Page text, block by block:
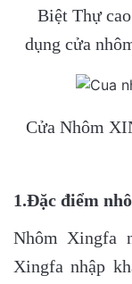
Biệt Thự
dụng cửa
Cửa Nhôm
1.Đặc điểm
Nhôm Xingfa
Xingfa nhập